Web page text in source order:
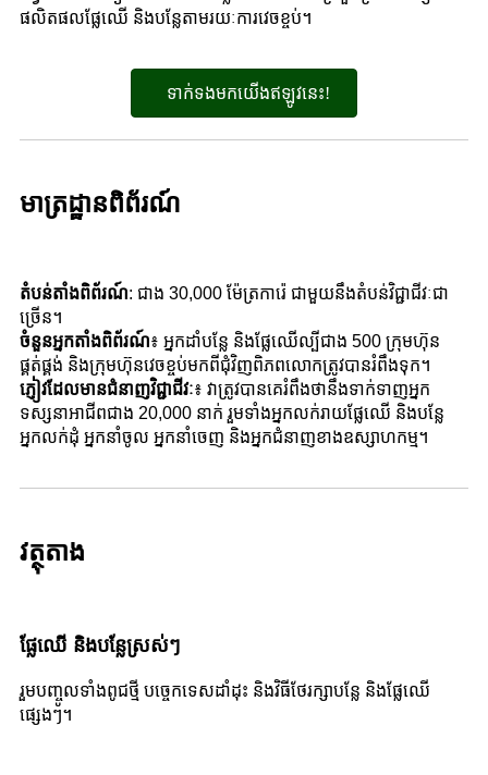
ផលិតផលផ្លែឈើ និងបន្លែតាមរយៈការវេចខ្ចប់។
ទាក់ទងមកយើងឥឡូវនេះ!
មាត្រដ្ឋានពិព័រណ៍
តំបន់តាំងពិព័រណ៍: ជាង 30,000 ម៉ែត្រការ៉េ ជាមួយនឹងតំបន់វិជ្ជាជីវៈជា
ច្រើន។
ចំនួនអ្នកតាំងពិព័រណ៍៖ អ្នកដាំបន្លែ និងផ្លែឈើល្បីជាង 500 ក្រុមហ៊ុន
ផ្គត់ផ្គង់ និងក្រុមហ៊ុនវេចខ្ចប់មកពីជុំវិញពិភពលោកត្រូវបានរំពឹងទុក។
ភ្ញៀវដែលមានជំនាញវិជ្ជាជីវៈ៖ វាត្រូវបានគេរំពឹងថានឹងទាក់ទាញអ្នក
ទស្សនាអាជីពជាង 20,000 នាក់ រួមទាំងអ្នកលក់រាយផ្លែឈើ និងបន្លែ
អ្នកលក់ដុំ អ្នកនាំចូល អ្នកនាំចេញ និងអ្នកជំនាញខាងឧស្សាហកម្ម។
វត្ថុតាង
ផ្លែឈើ និងបន្លែស្រស់ៗ
រួម​បញ្ចូល​ទាំង​ពូជ​ថ្មី បច្ចេកទេស​ដាំ​ដុះ និង​វិធី​ថែរក្សា​បន្លែ និង​ផ្លែឈើ​
ផ្សេងៗ។